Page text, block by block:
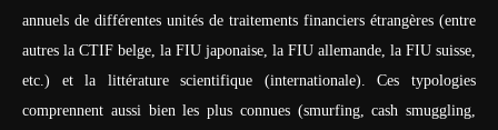
annuels de différentes unités de traitements financiers étrangères (entre
autres la CTIF belge, la FIU japonaise, la FIU allemande, la FIU suisse,
etc.) et la littérature scientifique (internationale). Ces typologies
comprennent aussi bien les plus connues (smurfing, cash smuggling,